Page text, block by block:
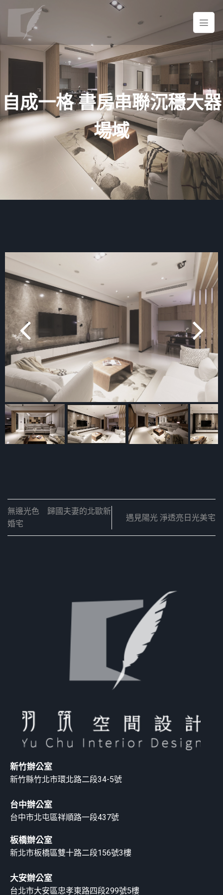
自成一格 書房串聯沉穩大器
場域
無邊光色 歸國夫妻的北歐新
婚宅
遇見陽光 淨透亮日光美宅
新竹辦公室
新竹縣竹北市環北路二段34-5號
台中辦公室
台中市北屯區祥順路一段437號
板橋辦公室
新北市板橋區雙十路二段156號3樓
大安辦公室
台北市大安區忠孝東路四段299號5樓